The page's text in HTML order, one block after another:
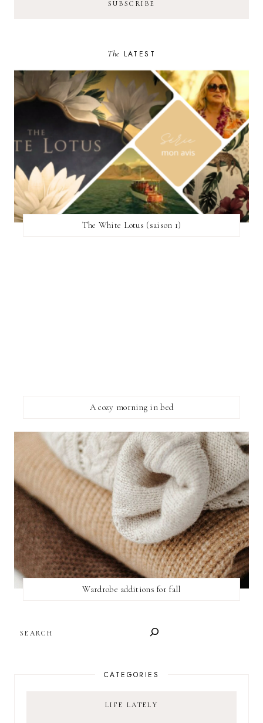
The LATEST
The White Lotus (saison 1)
A cozy morning in bed
Wardrobe additions for fall
CATEGORIES
LIFE LATELY